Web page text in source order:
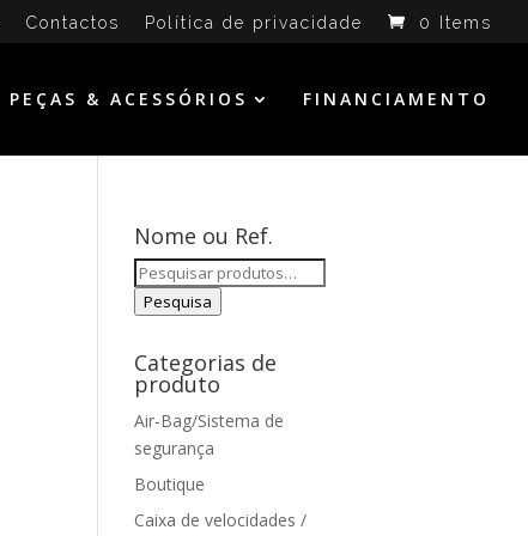
Contactos Política de privacidade 0 Items
PEÇAS & ACESSÓRIOS FINANCIAMENTO
Nome ou Ref.
Pesquisar
por:
Pesquisa
Categorias de
produto
Air-Bag/Sistema de
segurança
Boutique
Caixa de velocidades /